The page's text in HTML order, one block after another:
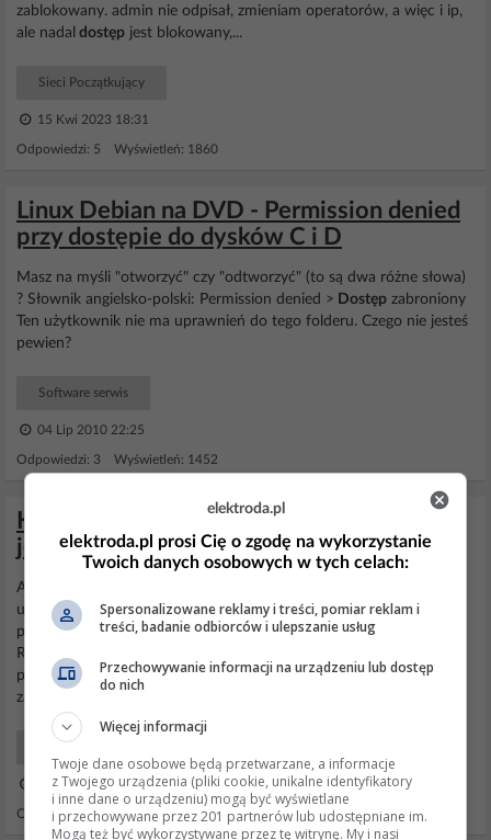
zablokowany. admin nie odpisał, zmieniam operatorów, a więc i ip,
ale nadal dostęp jest blokowany,...
Sieci Początkujący
15 Kwi 2023 18:31
Odpowiedzi: 5 Wyświetleń: 1860
Linux Debian na DVD - Permission denied
przy dostępie do dysków C i D
Masz na myśli "otworzyć" czy "odtworzyć" (to są dwa różne słowa)
? Słownik angielsko-polski: Permission denied > Dostęp zabroniony
Ten użytkownik nie ma uprawnień do tego folderu. Czego nie jesteś
pewien?
Software serwis
04 Lip 2010 22:25
Odpowiedzi: 3 Wyświetleń: 1452
Konfiguracja ProFTPd: dostęp tylko dla
jednego użytkownika do katalogu www
Aby
userów którzy mają miećzabronionydostęp do ftp -w pliku
proftpd.conf wpisujesz UseFtpUsers on ew. możesz użyć
RequireValidShell on i w passwd wpisać /bin/false (jako ich shell,
prawd. masz /bin/bash) userom którzy mają miećdostęp
zabroniony.
Software serwis
21 Paź 2004 15:33
Odpowiedzi: 1 Wyświetleń: 1326
elektroda.pl
elektroda.pl prosi Cię o zgodę na wykorzystanie
Twoich danych osobowych w tych celach:
Spersonalizowane reklamy i treści, pomiar reklam i
treści, badanie odbiorców i ulepszanie usług
Przechowywanie informacji na urządzeniu lub dostęp
do nich
Więcej informacji
Twoje dane osobowe będą przetwarzane, a informacje
z Twojego urządzenia (pliki cookie, unikalne identyfikatory
i inne dane o urządzeniu) mogą być wyświetlane
i przechowywane przez 201 partnerów lub udostępniane im.
Mogą też być wykorzystywane przez tę witrynę. My i nasi